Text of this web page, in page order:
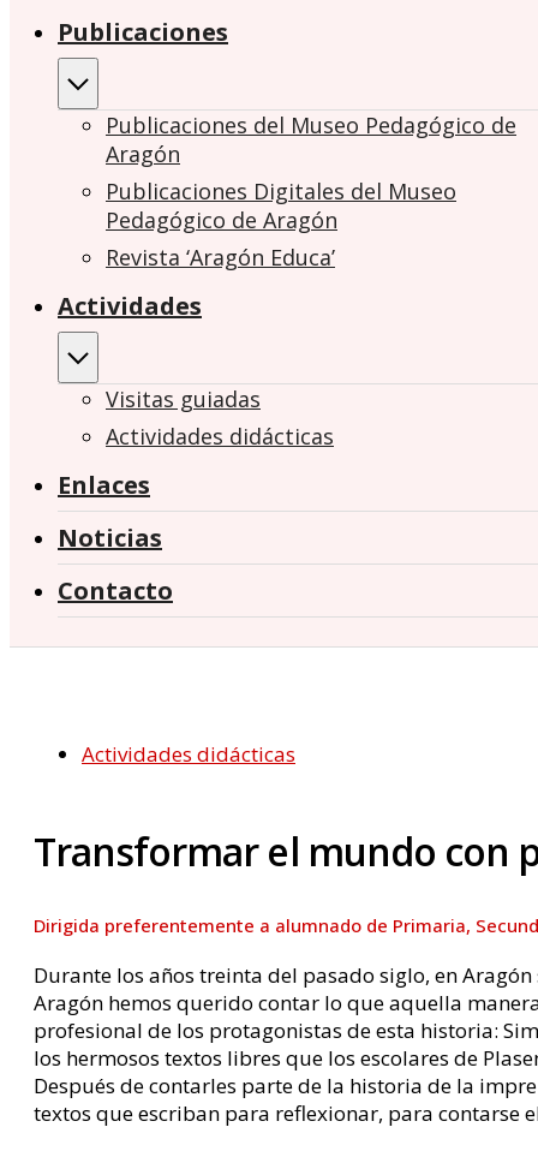
Publicaciones
Publicaciones del Museo Pedagógico de
Aragón
Publicaciones Digitales del Museo
Pedagógico de Aragón
Revista ‘Aragón Educa’
Actividades
Visitas guiadas
Actividades didácticas
Enlaces
Noticias
Contacto
Actividades didácticas
Transformar el mundo con
Dirigida preferentemente a alumnado de Primaria,
Durante los años treinta del pasado siglo, en
Aragón hemos querido contar lo que aquella
profesional de los protagonistas de esta historia:
los hermosos textos libres que los escolares de
Después de contarles parte de la historia de la
textos que escriban para reflexionar, para contarse